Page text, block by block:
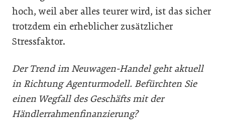
hoch, weil aber alles teurer wird, ist das sicher
trotzdem ein erheblicher zusätzlicher
Stressfaktor.
Der Trend im Neuwagen-Handel geht aktuell
in Richtung Agenturmodell. Befürchten Sie
einen Wegfall des Geschäfts mit der
Händlerrahmenfinanzierung?